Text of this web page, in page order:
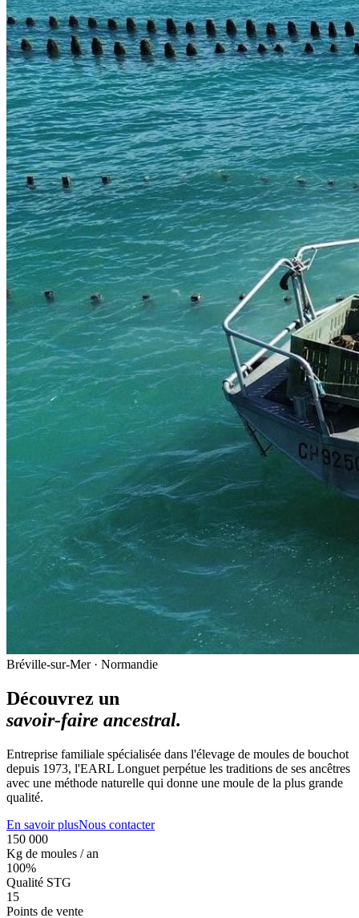
Bréville-sur-Mer · Normandie
Découvrez un
savoir-faire ancestral.
Entreprise familiale spécialisée dans l'élevage de moules de bouchot
depuis 1973, l'EARL Longuet perpétue les traditions de ses ancêtres
avec une méthode naturelle qui donne une moule de la plus grande
qualité.
En savoir plusNous contacter
150 000
Kg de moules / an
100%
Qualité STG
15
Points de vente